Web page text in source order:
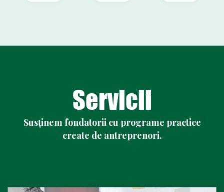
Servicii
Susținem fondatorii cu programe practice
create de antreprenori.